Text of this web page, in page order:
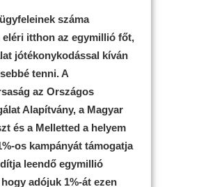
száma
eléri itthon az egymillió főt,
jótékonykodással kíván
tenni. A
az Országos
Alapítvány, a Magyar
és a Melletted a helyem
os kampányát támogatja
leendő egymillió
adójuk 1%-át ezen